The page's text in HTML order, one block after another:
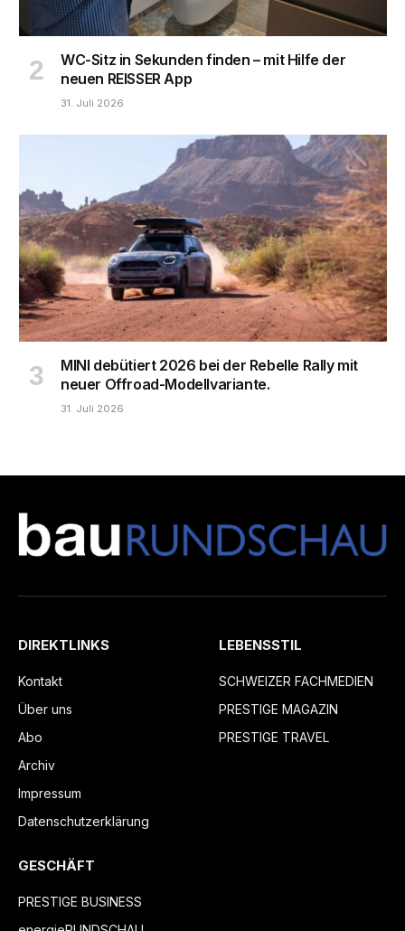
WC-Sitz in Sekunden finden – mit Hilfe der
neuen REISSER App
31. Juli 2026
MINI debütiert 2026 bei der Rebelle Rally mit
neuer Offroad-Modellvariante.
31. Juli 2026
DIREKTLINKS
Kontakt
Über uns
Abo
Archiv
Impressum
Datenschutzerklärung
LEBENSSTIL
SCHWEIZER FACHMEDIEN
PRESTIGE MAGAZIN
PRESTIGE TRAVEL
GESCHÄFT
PRESTIGE BUSINESS